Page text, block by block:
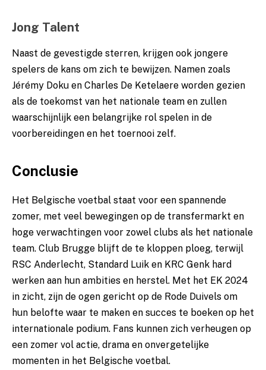
Jong Talent
Naast de gevestigde sterren, krijgen ook jongere
spelers de kans om zich te bewijzen. Namen zoals
Jérémy Doku en Charles De Ketelaere worden gezien
als de toekomst van het nationale team en zullen
waarschijnlijk een belangrijke rol spelen in de
voorbereidingen en het toernooi zelf.
Conclusie
Het Belgische voetbal staat voor een spannende
zomer, met veel bewegingen op de transfermarkt en
hoge verwachtingen voor zowel clubs als het nationale
team. Club Brugge blijft de te kloppen ploeg, terwijl
RSC Anderlecht, Standard Luik en KRC Genk hard
werken aan hun ambities en herstel. Met het EK 2024
in zicht, zijn de ogen gericht op de Rode Duivels om
hun belofte waar te maken en succes te boeken op het
internationale podium. Fans kunnen zich verheugen op
een zomer vol actie, drama en onvergetelijke
momenten in het Belgische voetbal.